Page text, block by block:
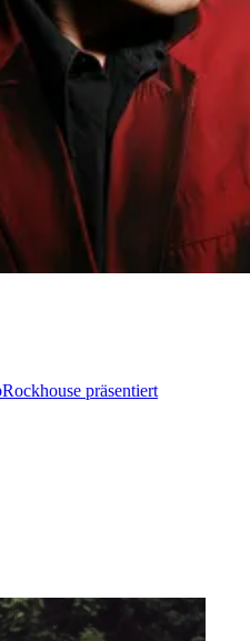
Rockhouse präsentiert